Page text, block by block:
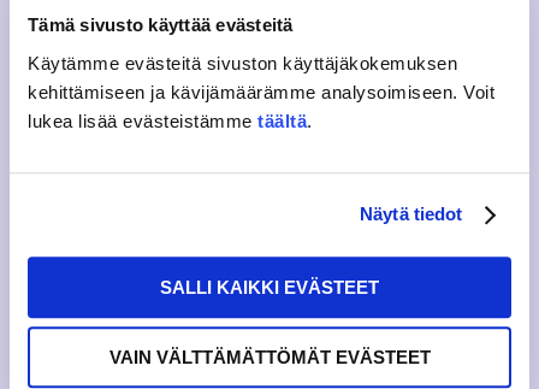
Tämä sivusto käyttää evästeitä
Käytämme evästeitä sivuston käyttäjäkokemuksen
kehittämiseen ja kävijämäärämme analysoimiseen. Voit
lukea lisää evästeistämme täältä.
Näytä tiedot
SALLI KAIKKI EVÄSTEET
VAIN VÄLTTÄMÄTTÖMÄT EVÄSTEET
Kala, 60
Kaunottaret ja kulkuri, 60
Tiikerin silmä, 59
Alfasusi iskandora, 58
Hölkyn kölkyn, 58
Mulkut, 58
Madafakin kaskarin Sirkus, 57
A-A clowns, 56
Avaruustiikeri, 56
Hempukan kukat, 55,5
Juoppu, 55,5